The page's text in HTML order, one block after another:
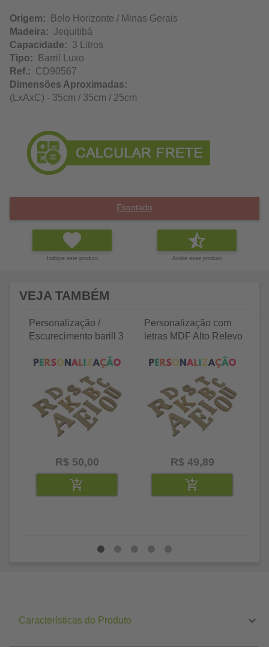
Origem: Belo Horizonte / Minas Gerais
Madeira: Jequitibá
Capacidade: 3 Litros
Tipo: Barril Luxo
Ref.: CD90567
Dimensões Aproximadas:
(LxAxC) - 35cm / 35cm / 25cm
Esgotado
Indique este produto Avalie esse produto
VEJA TAMBÉM
Personalização /
Escurecimento barill 3
R$ 50,00
Personalização com
letras MDF Alto Relevo
R$ 49,89
Características do Produto